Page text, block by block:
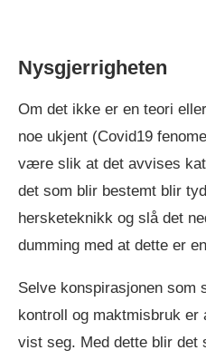
Nysgjerrigheten
Om det ikke er en teori
noe ukjent (Covid19
være slik at det avvises
det som blir bestemt blir
hersketeknikk og slå det
dumming med at dette er
Selve konspirasjonen som
kontroll og maktmisbruk
vist seg. Med dette blir det